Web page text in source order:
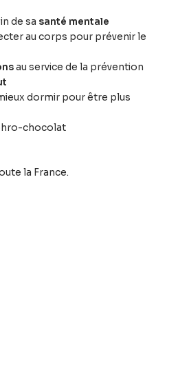
de sa santé mentale
au corps pour prévenir le
au service de la prévention
dormir pour être plus
chocolat
la France.